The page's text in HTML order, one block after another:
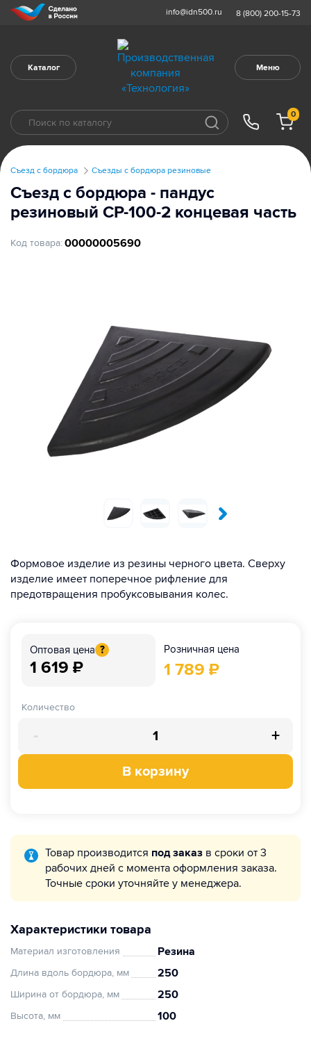
info@idn500.ru 8 (800) 200-15-73
Каталог Меню
0
Съезд с бордюра Съезды с бордюра резиновые
Съезд с бордюра - пандус
резиновый СР-100-2 концевая часть
Код товара: 00000005690
Формовое изделие из резины черного цвета. Сверху
изделие имеет поперечное рифление для
предотвращения пробуксовывания колес.
Оптовая цена ?
1 619 ₽
Розничная цена
1 789 ₽
Количество
- +
В корзину
Товар производится под заказ в сроки от 3
рабочих дней с момента оформления заказа.
Точные сроки уточняйте у менеджера.
Характеристики товара
Материал изготовления Резина
Длина вдоль бордюра, мм 250
Ширина от бордюра, мм 250
Высота, мм 100